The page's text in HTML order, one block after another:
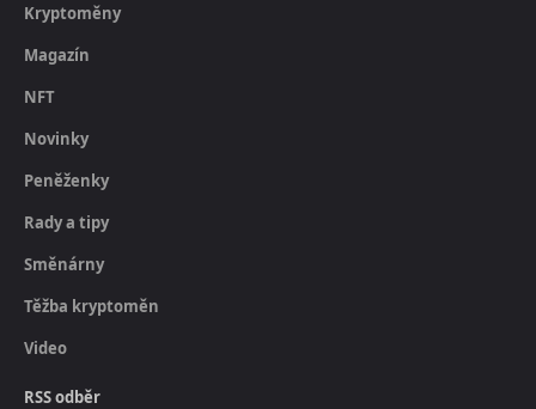
Kryptoměny
Magazín
NFT
Novinky
Peněženky
Rady a tipy
Směnárny
Těžba kryptoměn
Video
RSS odběr